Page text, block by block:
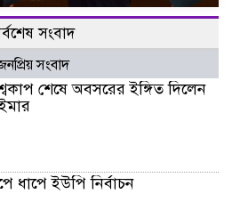
সংবাদ
সংবাদ
শেষে অবসরের ইঙ্গিত দিলেন
ধাপে ইউপি নির্বাচন